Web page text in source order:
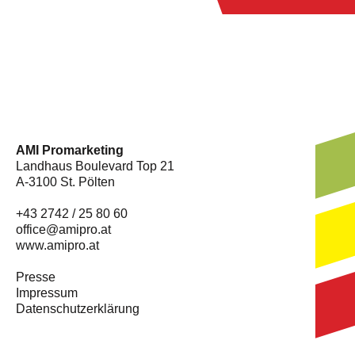
AMI Promarketing
Landhaus Boulevard Top 21
A-3100 St. Pölten
+43 2742 / 25 80 60
office@amipro.at
www.amipro.at
Presse
Impressum
Datenschutzerklärung